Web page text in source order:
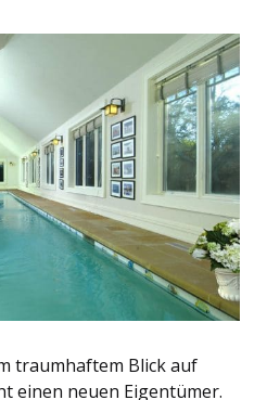
traumhaftem Blick auf
einen neuen Eigentümer.